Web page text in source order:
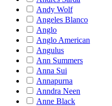
Andy Wolf
Angeles Blanco
Anglo
Anglo American
Angulus
Ann Summers
Anna Sui
Annapurna
Anndra Neen
Anne Black